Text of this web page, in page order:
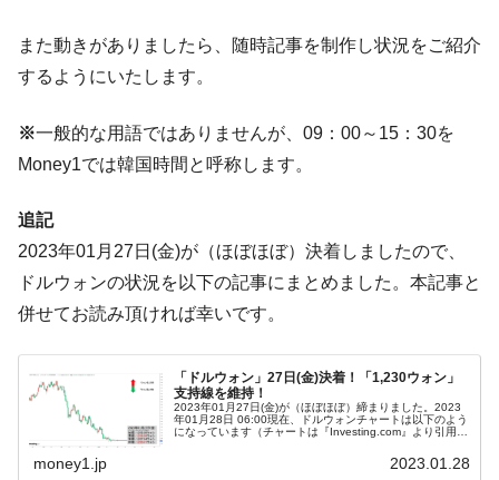
ータセンター整備」⇒ だから無理だってば。
『Money1』
JPモルガン「韓国レバレッジETFの清算は
『Money1』
韓国『国民年金公団』株価暴落で200兆蒸
発。
ャンペーン」⇒ あの名物教授も登場！
『Money1』
韓国「橋が落ちました」⇒ 耐久性「なさす
ぎ」では。
『Money1』
韓国鉄鋼最大手『POSCO』ズブズブ沈む。
『Money1』
米国下院「韓国の公務員個人をターゲット
にぶん殴る法案」提出！⇒ クーパン問題は合衆国企業に対
する差別。許してはおかぬ
『Money1』
韓国ボンクラ政策室長･金容範、株価暴落に
また動きがありましたら、随時記事を制作し状況をご紹介
するようにいたします。
※一般的な用語ではありませんが、09：00～15：30を
Money1では韓国時間と呼称します。
追記
2023年01月27日(金)が（ほぼほぼ）決着しましたので、
ドルウォンの状況を以下の記事にまとめました。本記事と
併せてお読み頂ければ幸いです。
「ドルウォン」27日(金)決着！「1,230ウォン」
支持線を維持！
2023年01月27日(金)が（ほぼほぼ）締まりました。2023
年01月28日 06:00現在、ドルウォンチャートは以下のよう
になっています（チャートは『Investing.com』より引用：
money1.jp 2023.01.28